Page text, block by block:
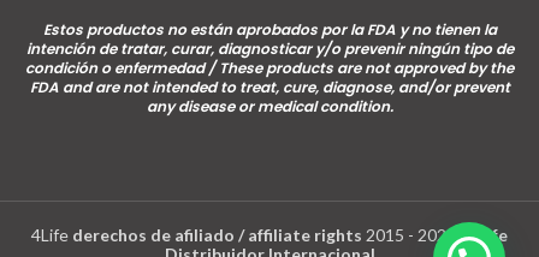
Estos productos no están aprobados por la FDA y no tienen la
intención de tratar, curar, diagnosticar y/o prevenir ningún tipo de
condición o enfermedad / These products are not approved by the
FDA and are not intended to treat, cure, diagnose, and/or prevent
any disease or medical condition.
4Life derechos de afiliado / affiliate rights 2015 - 2026 |4Life